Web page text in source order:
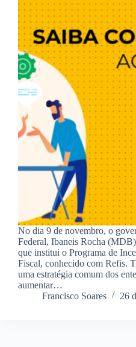
No dia 9 de novembro, o
Federal, Ibaneis Rocha
que institui o Programa de
Fiscal, conhecido com Refis.
uma estratégia comum dos
aumentar…
Francisco Soares
26